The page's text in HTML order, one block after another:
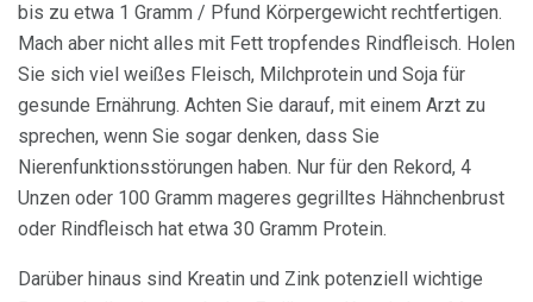
bis zu etwa 1 Gramm / Pfund Körpergewicht rechtfertigen.
Mach aber nicht alles mit Fett tropfendes Rindfleisch. Holen
Sie sich viel weißes Fleisch, Milchprotein und Soja für
gesunde Ernährung. Achten Sie darauf, mit einem Arzt zu
sprechen, wenn Sie sogar denken, dass Sie
Nierenfunktionsstörungen haben. Nur für den Rekord, 4
Unzen oder 100 Gramm mageres gegrilltes Hähnchenbrust
oder Rindfleisch hat etwa 30 Gramm Protein.
Darüber hinaus sind Kreatin und Zink potenziell wichtige